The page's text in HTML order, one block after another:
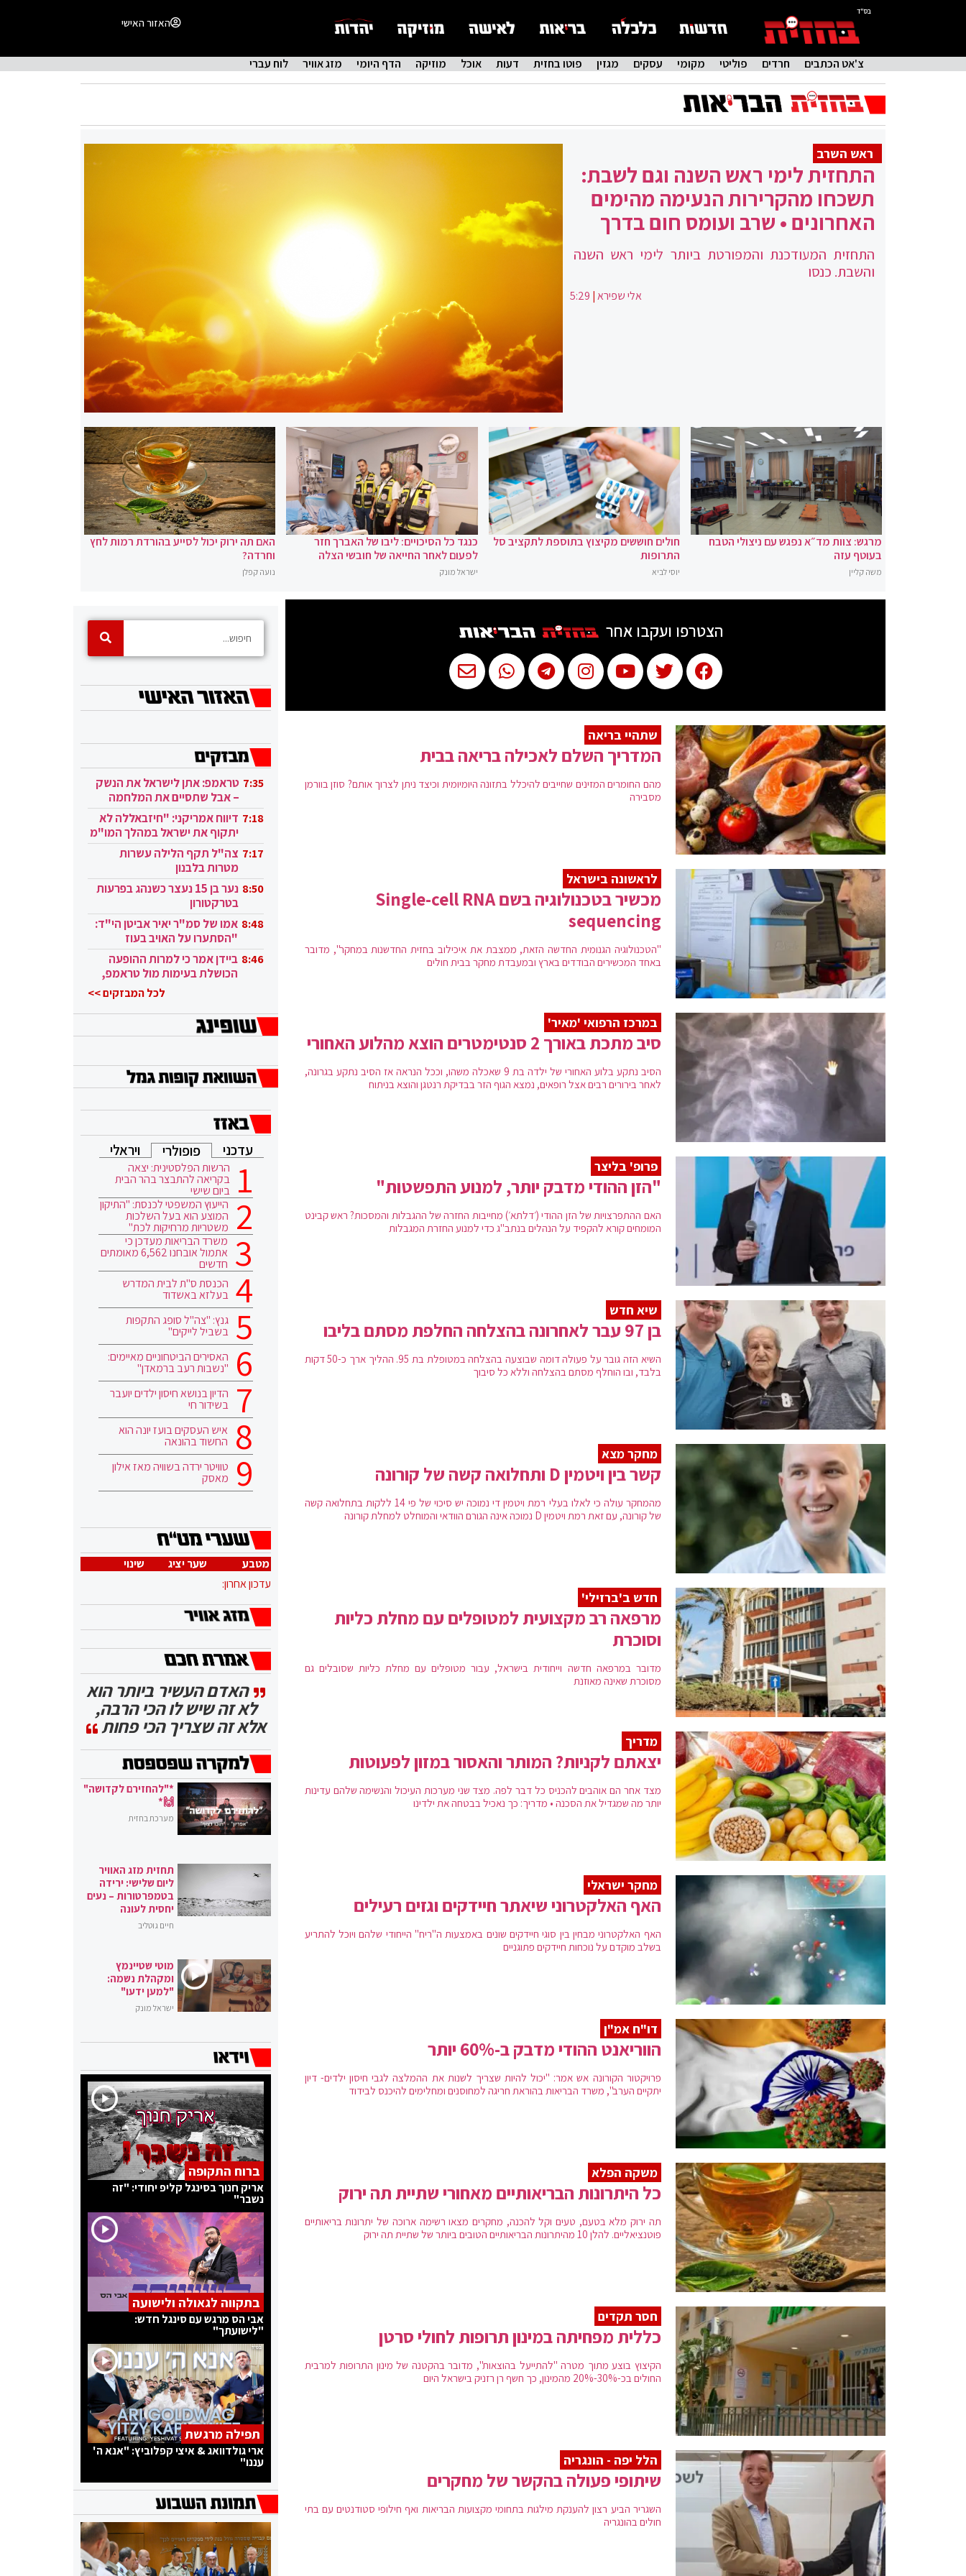
בס"ד
האזור האישי
צ'אט הכתבים חרדים פוליטי מקומי עסקים מגזין פוטו בחזית דעות אוכל מוזיקה הדף היומי מזג אוויר לוח עברי
ראש השרב
התחזית לימי ראש השנה וגם לשבת:
תשכחו מהקרירות הנעימה מהימים
האחרונים • שרב ועומס חום בדרך
התחזית המעודכנת והמפורטת ביותר לימי ראש השנה
והשבת. כנסו
אלי שפירא|
5:29
מרגש: צוות מד״א נפגש עם ניצולי הטבח
בעוטף עזה
משה קליין
חולים חוששים מקיצוץ בתוספת לתקציב סל
התרופות
יוסי לביא
כנגד כל הסיכויים: ליבו של האברך חזר
לפעום לאחר החייאה של חובשי הצלה
ישראל מונק
האם תה ירוק יכול לסייע בהורדת רמות לחץ
וחרדה?
נועה קפלן
הצטרפו ועקבו אחר
שתהיי בריאה
המדריך השלם לאכילה בריאה בבית
מהם החומרים המזינים שחייבים להיכלל בתזונה היומיומית וכיצד ניתן לצרוך אותם? סוזן בוורמן
מסבירה
לראשונה בישראל
מכשיר בטכנולוגיה בשם Single-cell RNA
sequencing
"הטכנולוגיה הגנומית החדשה הזאת, ממצבת את איכילוב בחזית החדשנות במחקר", מדובר
באחד המכשירים הבודדים בארץ ובמעבדת מחקר בבית חולים
במרכז הרפואי 'מאיר'
סיב מתכת באורך 2 סנטימטרים הוצא מהלוע האחורי
הסיב נתקע בלוע האחורי של ילדה בת 9 שאכלה משהו, וככל הנראה אז הסיב נתקע בגרונה,
לאחר בירורים רבים אצל רופאים, נמצא הגוף הזר בבדיקת רנטגן והוצא בניתוח
פרופ' בליצר
"הזן ההודי מדבק יותר, למנוע התפשטות"
האם ההתפרצויות של הזן ההודי (׳דלתא׳) מחייבות החזרה של ההגבלות והמסכות? ראש קבינט
המומחים קורא להקפיד על הנהלים בנתב"ג כדי למנוע החזרת המגבלות
שיא חדש
בן 97 עבר לאחרונה בהצלחה החלפת מסתם בליבו
השיא הזה גובר על פעולה דומה שבוצעה בהצלחה במטופלת בת 95. ההליך ארך כ-50 דקות
בלבד, ובו הוחלף מסתם בהצלחה וללא כל סיבוך
מחקר מצא
קשר בין ויטמין D ותחלואה קשה של קורונה
מהמחקר עולה כי לאלו בעלי רמת ויטמין די נמוכה יש סיכוי של פי 14 ללקות בתחלואה קשה
של קורונה, עם זאת רמת ויטמין D נמוכה אינה הגורם הוודאי והמוחלט למחלת קורונה
חדש ב'ברזילי'
מרפאה רב מקצועית למטופלים עם מחלת כליות
וסוכרת
מדובר במרפאה חדשה וייחודית בישראל, עבור מטופלים עם מחלת כליות שסובלים גם
מסוכרת שאינה מאוזנת
מדריך
יצאתם לקניות? המותר והאסור במזון לפעוטות
מצד אחר הם אוהבים להכניס כל דבר לפה. מצד שני מערכות העיכול והנשימה שלהם עדינות
יותר מה שמגדיל את הסכנה • מדריך: כך נאכיל בבטחה את ילדינו
מחקר ישראלי
האף האלקטרוני שיאתר חיידקים וגזים רעילים
האף האלקטרוני מבחין בין סוגי חיידקים שונים באמצעות ה"ריח" הייחודי שלהם ויוכל להתריע
בשלב מוקדם על נוכחות חיידקים פתוגניים
דו"ח אמ"ן
הווריאנט ההודי מדבק ב-60% יותר
פרויקטור הקורונה אש אמר: "יכול להיות שצריך לשנות את ההמלצה לגבי חיסון ילדים- דיון
יתקיים הערב", משרד הבריאות בהוראת חריגה למחוסנים ומחלימים להיכנס לבידוד
משקה הפלא
כל היתרונות הבריאותיים מאחורי שתיית תה ירוק
תה ירוק מלא בטעם, טעים וקל להכנה, מחקרים מצאו רשימה ארוכה של יתרונות בריאותיים
פוטנציאליים. להלן 10 מהיתרונות הבריאותיים הטובים ביותר של שתיית תה ירוק
חסר תקדים
כללית מפחיתה במינון תרופות לחולי סרטן
הקיצוץ בוצע מתוך מטרה "להתייעל בהוצאות", מדובר בהקטנה של מינון התרופות למרבית
החולים בכ-30%-20% מהמינון, כך חשף רן רזניק בישראל היום
הלל יפה - הונגריה
שיתופי פעולה בהקשר של מחקרים
השגריר הביע רצון להענקת מילגות בתחומי מקצועות הבריאות ואף חילופי סטודנטים עם בתי
חולים בהונגריה
7:35 טראמפ: אתן לישראל את הנשק
– אבל שתסיים את המלחמה
בעזה 7:18 דיווח אמריקני: "חיזבאללה לא
יתקוף את ישראל במהלך המו"מ
בקטאר" 7:17 צה"ל תקף הלילה עשרות
מטרות בלבנון
8:50
נער בן 15 נעצר כשנהג בפרעות
בטרקטורון
8:48 אמו של סמ"ר יאיר אביטן הי"ד:
"הסתערו על האויב בעוז
ובגבורה" 8:46 ביידן אמר כי למרות ההופעה
הכושלת בעימות מול טראמפ,
לכל המבזקים >>
עדכני פופולרי ויראלי
הרשות הפלסטינית: יצאה
בקריאה להתבצר בהר הבית
ביום שישי
הייעוץ המשפטי לכנסת: "התיקון
המוצע הוא בעל השלכות
משטריות מרחיקות לכת"
משרד הבריאות מעדכן כי
אתמול אובחנו 6,562 מאומתים
חדשים
הכנסת ס"ת לבית המדרש
בעלזא באשדוד
גנץ: "צה"ל סופג התקפות
בשביל לייקים"
האסירים הביטחוניים מאיימים:
"נשבות רעב ברמאדן"
הדיון בנושא חיסון ילדים יועבר
בשידור חי
איש העסקים בועז יונה הוא
החשוד בהונאה
טוויטר ירדה בשוויה מאז אילון
מאסק
מטבע שער יציג
שינוי
עדכון אחרון:
האדם העשיר ביותר הוא
לא זה שיש לו הכי הרבה,
אלא זה שצריך הכי פחות
*"להחזירם לקדושה"
🙌*
מערכת בחזית
תחזית מזג האוויר
ליום שלישי: ירידה
בטמפרטורות – נעים
יחסית לעונה
חיים גוטליב
מוטי שטיינמץ
ומקהלת נשמה:
"למען ידעו"
ישראל מונק
ברוח התקופה
אריק חנוך בסינגל קליפ יחודי: "זה
נשבר"
בתקווה לגאולה ולישועה
אבי הס מרגש עם סינגל חדש:
"לישועתך"
תפילה מרגשת
ארי גולדוואג & איצי קפלוביץ: "אנא ה'
עננו"